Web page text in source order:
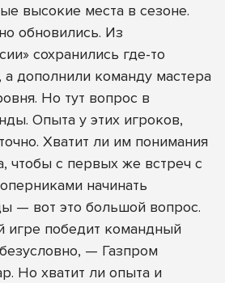
высокие места в сезоне.
обновились. Из
сохранились где-то
а дополнили команду мастера
Но тут вопрос в
Опыта у этих игроков,
Хватит ли им понимания
чтобы с первых же встреч с
начинать
— вот это большой вопрос.
игре победит командный
— Газпром
Но хватит ли опыта и